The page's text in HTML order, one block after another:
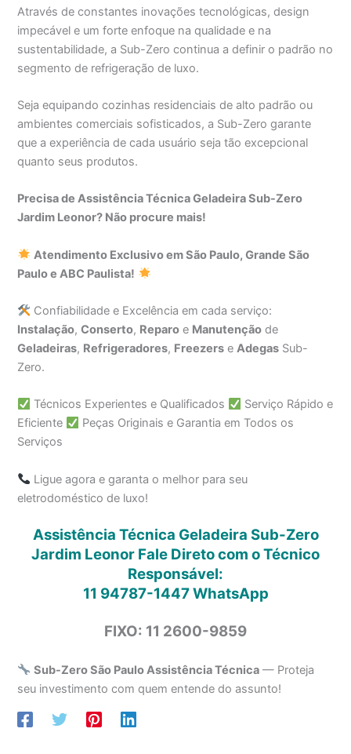
Através de constantes inovações tecnológicas, design
impecável e um forte enfoque na qualidade e na
sustentabilidade, a Sub-Zero continua a definir o padrão no
segmento de refrigeração de luxo.
Seja equipando cozinhas residenciais de alto padrão ou
ambientes comerciais sofisticados, a Sub-Zero garante
que a experiência de cada usuário seja tão excepcional
quanto seus produtos.
Precisa de Assistência Técnica Geladeira Sub-Zero
Jardim Leonor? Não procure mais!
Atendimento Exclusivo em São Paulo, Grande São
Paulo e ABC Paulista!
Confiabilidade e Excelência em cada serviço:
Instalação,Conserto, Reparo e Manutenção de
Geladeiras, Refrigeradores, Freezers eAdegas Sub-
Zero.
Técnicos Experientes e Qualificados
Serviço Rápido e
Eficiente
Peças Originais e Garantia em Todos os
Serviços
Ligue agora e garanta o melhor para seu
eletrodoméstico de luxo!
Assistência Técnica Geladeira Sub-Zero
Jardim Leonor Fale Direto com o Técnico
Responsável:
11 94787-1447WhatsApp
FIXO: 11 2600-9859
Sub-Zero São Paulo Assistência Técnica — Proteja
seu investimento com quem entende do assunto!